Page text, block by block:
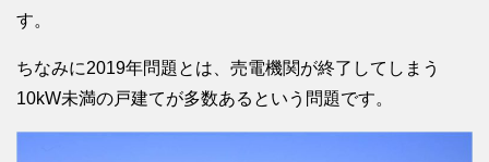
す。
ちなみに2019年問題とは、売電機関が終了してしまう
10kW未満の戸建てが多数あるという問題です。